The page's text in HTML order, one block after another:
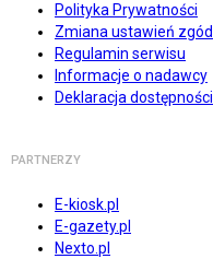
Polityka Prywatności
Zmiana ustawień zgód
Regulamin serwisu
Informacje o nadawcy
Deklaracja dostępności
PARTNERZY
E-kiosk.pl
E-gazety.pl
Nexto.pl